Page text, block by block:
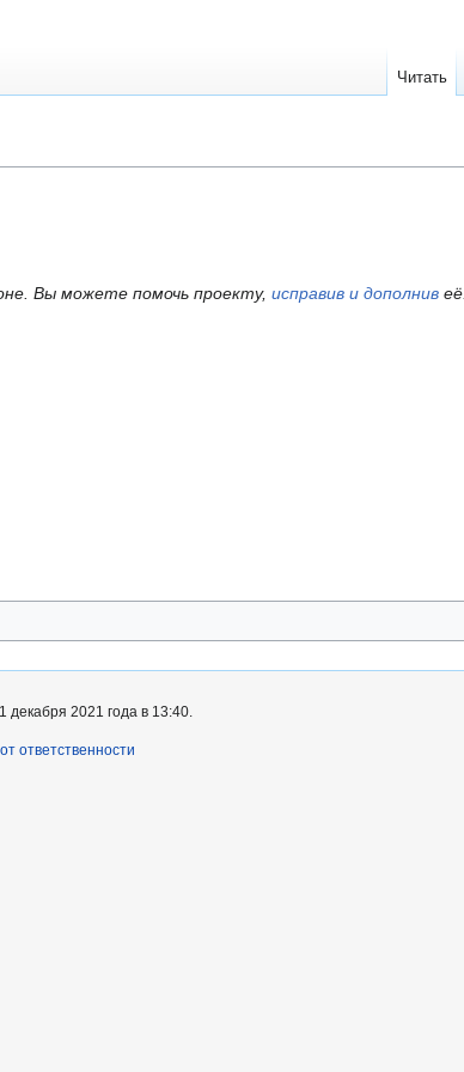
Вы можете помочь проекту, исправив и дополнив её.
Читать
декабря 2021 года в 13:40.
ответственности